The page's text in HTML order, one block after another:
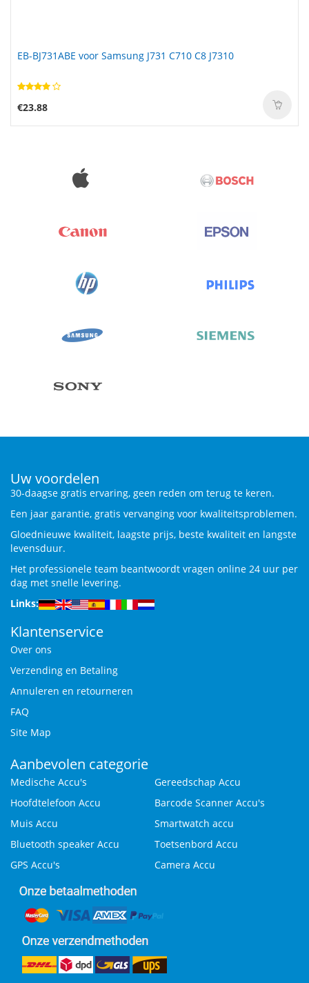
EB-BJ731ABE voor Samsung J731 C710 C8 J7310
€23.88
EB-BW201ABE voor Samsung Galaxy Golden 3 W2016
€23.88
Uw voordelen
30-daagse gratis ervaring, geen reden om terug te keren.
Een jaar garantie, gratis vervanging voor kwaliteitsproblemen.
Gloednieuwe kwaliteit, laagste prijs, beste kwaliteit en langste
levensduur.
Het professionele team beantwoordt vragen online 24 uur per
dag met snelle levering.
Links:
Klantenservice
Over ons
Verzending en Betaling
Annuleren en retourneren
FAQ
Site Map
Aanbevolen categorie
Medische Accu's
Gereedschap Accu
Hoofdtelefoon Accu
Barcode Scanner Accu's
Muis Accu
Smartwatch accu
Bluetooth speaker Accu
Toetsenbord Accu
GPS Accu's
Camera Accu